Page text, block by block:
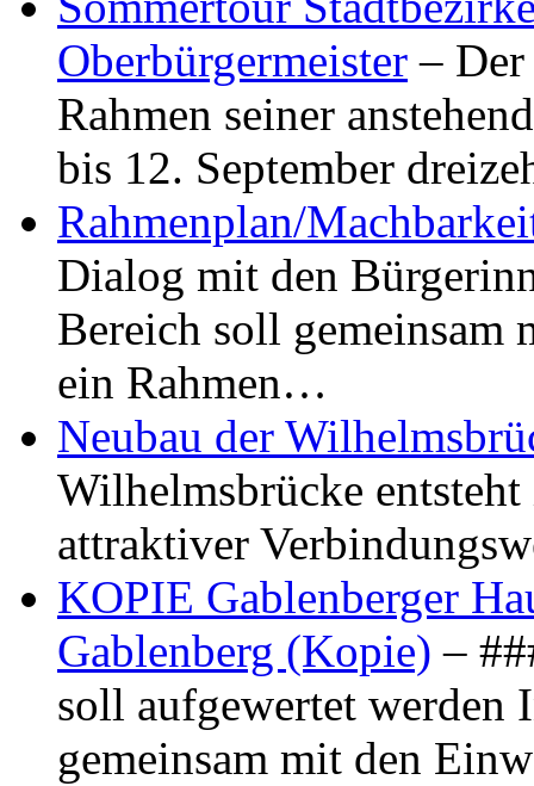
Oberbürgermeister –
Rahmen seiner
bis 12. September
Rahmenplan/
Dialog mit den
Bereich soll gemeinsam
ein Rahmen…
Neubau der
Wilhelmsbrücke
attraktiver
KOPIE Gablenberger
Gablenberg (Kopie) –
soll aufgewertet werden
gemeinsam mit den